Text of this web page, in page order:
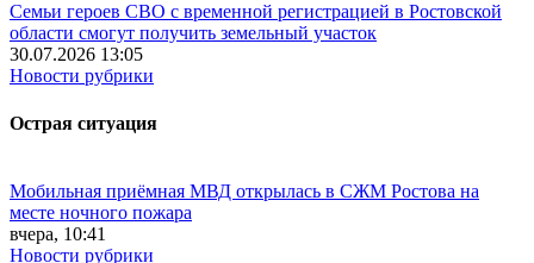
Семьи героев СВО с временной регистрацией в Ростовской
области смогут получить земельный участок
30.07.2026 13:05
Новости рубрики
Острая ситуация
Мобильная приёмная МВД открылась в СЖМ Ростова на
месте ночного пожара
вчера, 10:41
Новости рубрики